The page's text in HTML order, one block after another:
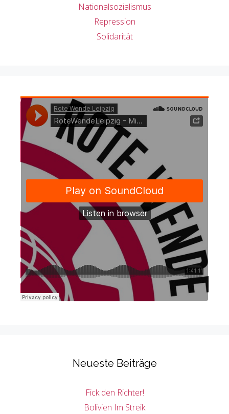
Nationalsozialismus
Repression
Solidarität
Neueste Beiträge
Fick den Richter!
Bolivien Im Streik